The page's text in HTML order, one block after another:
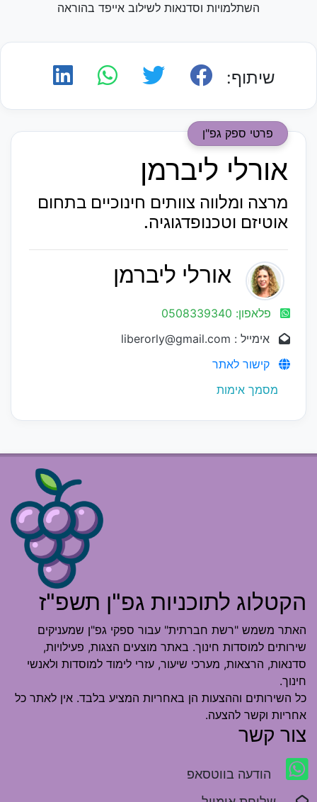
השתלמויות וסדנאות לשילוב אייפד בהוראה
שיתוף:
פרטי ספק גפ"ן
אורלי ליברמן
מרצה ומלווה צוותים חינוכיים בתחום
אוטיזם וטכנופדגוגיה.
אורלי ליברמן
פלאפון: 0508339340
אימייל : liberorly@gmail.com
קישור לאתר
מסמך אימות
הקטלוג לתוכניות גפ"ן תשפ"ז
האתר משמש "רשת חברתית" עבור ספקי גפ"ן שמעניקים
שירותים למוסדות חינוך. באתר מוצעים הצגות, פעילויות,
סדנאות, הרצאות, מערכי שיעור, עזרי לימוד למוסדות ולאנשי
חינוך.
כל השירותים וההצעות הן באחריות המציע בלבד. אין לאתר כל
אחריות וקשר להצעה.
צור קשר
הודעה בווטסאפ